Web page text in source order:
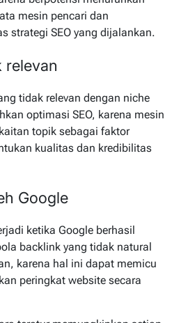
mesin pencari dan
strategi SEO yang dijalankan.
relevan
tidak relevan dengan niche
optimasi SEO, karena mesin
topik sebagai faktor
kualitas dan kredibilitas
Google
ketika Google berhasil
backlink yang tidak natural
karena hal ini dapat memicu
peringkat website secara